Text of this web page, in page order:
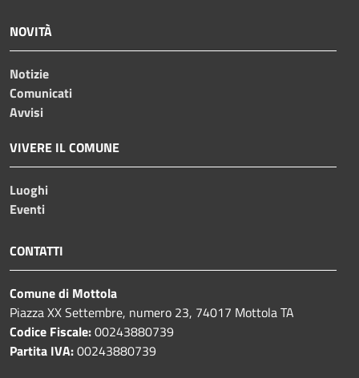
NOVITÀ
Notizie
Comunicati
Avvisi
VIVERE IL COMUNE
Luoghi
Eventi
CONTATTI
Comune di Mottola
Piazza XX Settembre, numero 23, 74017 Mottola TA
Codice Fiscale:00243880739
Partita IVA:00243880739